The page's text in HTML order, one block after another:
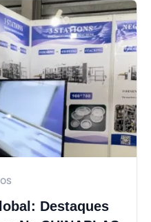
Destaques